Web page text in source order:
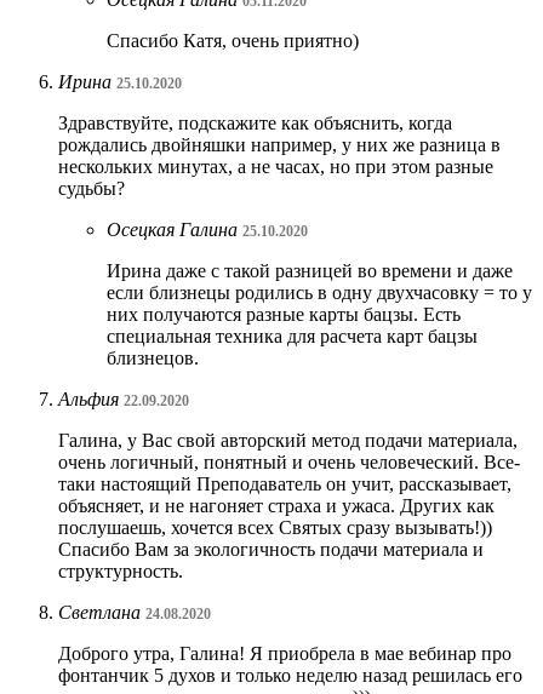
Спасибо Катя, очень приятно)
Ирина 25.10.2020
Здравствуйте, подскажите как объяснить, когда
рождались двойняшки например, у них же разница в
нескольких минутах, а не часах, но при этом разные
судьбы?
Осецкая Галина 25.10.2020
Ирина даже с такой разницей во времени и даже
если близнецы родились в одну двухчасовку = то у
них получаются разные карты бацзы. Есть
специальная техника для расчета карт бацзы
близнецов.
Альфия 22.09.2020
Галина, у Вас свой авторский метод подачи материала,
очень логичный, понятный и очень человеческий. Все-
таки настоящий Преподаватель он учит, рассказывает,
объясняет, и не нагоняет страха и ужаса. Других как
послушаешь, хочется всех Святых сразу вызывать!))
Спасибо Вам за экологичность подачи материала и
структурность.
Светлана 24.08.2020
Доброго утра, Галина! Я приобрела в мае вебинар про
фонтанчик 5 духов и только неделю назад решилась его